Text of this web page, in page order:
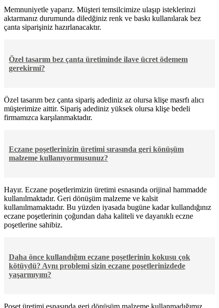
Memnuniyetle yaparız. Müşteri temsilcimize ulaşıp isteklerinzi
aktarmanız durumunda diledğiniz renk ve baskı kullanılarak bez
çanta siparişiniz hazırlanacaktır.
Özel tasarım bez çanta üretiminde ilave ücret ödemem
gerekirmi?
Özel tasarım bez çanta sipariş adediniz az olursa klişe masrfı alıcı
müşterimize aittir. Sipariş adediniz yüksek olursa klişe bedeli
firmamızca karşılanmaktadır.
Eczane poşetlerinizin üretimi sırasında geri könüşüm
malzeme kullanıyormusunuz?
Hayır. Eczane poşetlerimizin üretimi esnasında orijinal hammadde
kullanılmaktadır. Geri dönüşüm malzeme ve kalsit
kullanılmamaktadır. Bu yüzden iyasada bugüne kadar kullandığınız
eczane poşetlerinin çoğundan daha kaliteli ve dayanıklı eczne
poşetlerine sahibiz.
Daha önce kullandığım eczane poşetlerinin kokusu çok
kötüydü? Aynı problemi sizin eczane poşetlerinizdede
yaşarmıyım?
Poşet üretimi esnasında geri dönüşüm malzeme kullanmadığımız